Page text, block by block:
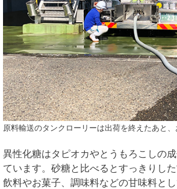
原料輸送のタンクローリーは出荷を終えたあと、
異性化糖はタピオカやとうもろこしの
ています。砂糖と比べるとすっきりし
飲料やお菓子、調味料などの甘味料と